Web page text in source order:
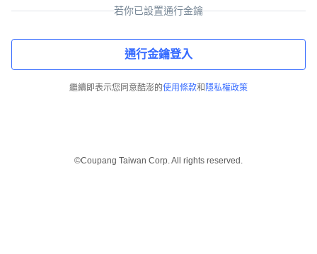
若你已設置通行金鑰
通行金鑰登入
繼續即表示您同意酷澎的使用條款和 隱私權政策
©Coupang Taiwan Corp. All rights reserved.